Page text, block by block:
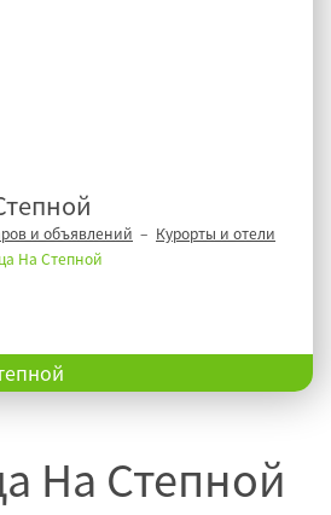
и объявлений
Курорты и отели
На Степной
На Степной